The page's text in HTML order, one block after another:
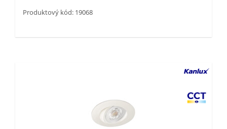
Produktový kód: 19068